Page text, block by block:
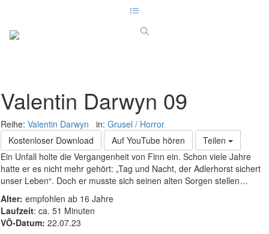
Valentin Darwyn 09
Reihe: Valentin Darwyn in: Grusel / Horror
Kostenloser Download
Auf YouTube hören
Teilen
Ein Unfall holte die Vergangenheit von Finn ein. Schon viele Jahre
hatte er es nicht mehr gehört: „Tag und Nacht, der Adlerhorst sichert
unser Leben“. Doch er musste sich seinen alten Sorgen stellen…
Alter: empfohlen ab 16 Jahre
Laufzeit: ca. 51 Minuten
VÖ-Datum: 22.07.23